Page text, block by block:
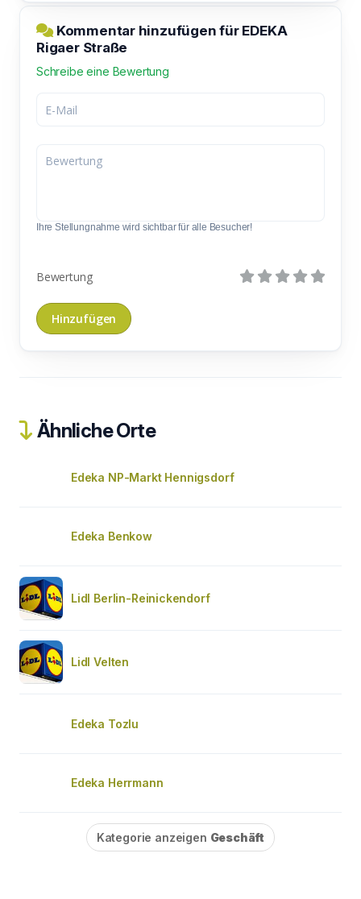
Kommentar hinzufügen für EDEKA
Rigaer Straße
Schreibe eine Bewertung
Ihre Stellungnahme wird sichtbar für alle Besucher!
Bewertung
Ähnliche Orte
Edeka NP-Markt Hennigsdorf
Edeka Benkow
Lidl Berlin-Reinickendorf
Lidl Velten
Edeka Tozlu
Edeka Herrmann
Kategorie anzeigen Geschäft